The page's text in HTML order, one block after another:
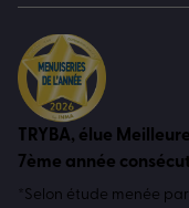
TRYBA, élue
7ème année
*Selon étude menée